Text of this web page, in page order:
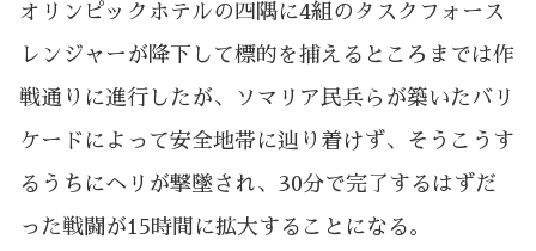
オリンピックホテルの四隅に4組のタスクフォース
レンジャーが降下して標的を捕えるところまでは作
戦通りに進行したが、ソマリア民兵らが築いたバリ
ケードによって安全地帯に辿り着けず、そうこうす
るうちにヘリが撃墜され、30分で完了するはずだ
った戦闘が15時間に拡大することになる。